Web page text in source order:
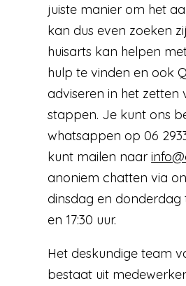
juiste manier om het
kan dus even zoeken
huisarts kan helpen
hulp te vinden en ook
adviseren in het zetten
stappen. Je kunt ons
whatsappen op 06
kunt mailen naar
anoniem chatten via
dinsdag en donderdag
en 17:30 uur.
Het deskundige team
bestaat uit